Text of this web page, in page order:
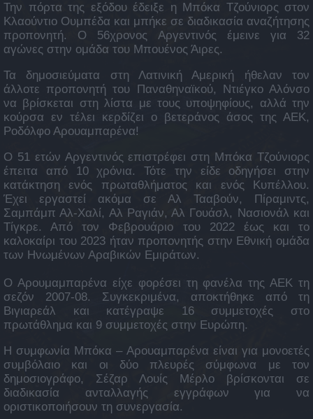
Την πόρτα της εξόδου έδειξε η Μπόκα Τζούνιορς στον
Κλαούντιο Ουμπέδα και μπήκε σε διαδικασία αναζήτησης
προπονητή. Ο 56χρονος Αργεντινός έμεινε για 32
αγώνες στην ομάδα του Μπουένος Άιρες.
Τα δημοσιεύματα στη Λατινική Αμερική ήθελαν τον
άλλοτε προπονητή του Παναθηναϊκού, Ντιέγκο Αλόνσο
να βρίσκεται στη λίστα με τους υποψηφίους, αλλά την
κούρσα εν τέλει κερδίζει ο βετεράνος άσος της ΑΕΚ,
Ροδόλφο Αρουαμπαρένα!
Ο 51 ετών Αργεντινός επιστρέφει στη Μπόκα Τζούνιορς
έπειτα από 10 χρόνια. Τότε την είδε οδηγήσει στην
κατάκτηση ενός πρωταθλήματος και ενός Κυπέλλου.
Έχει εργαστεί ακόμα σε Αλ Τααβούν, Πίραμιντς,
Σαμπάμπ Αλ-Χαλί, Αλ Ραγιάν, Αλ Γουάσλ, Νασιονάλ και
Τίγκρε. Από τον Φεβρουάριο του 2022 έως και το
καλοκαίρι του 2023 ήταν προπονητής στην Εθνική ομάδα
των Ηνωμένων Αραβικών Εμιράτων.
Ο Αρουμαμπαρένα είχε φορέσει τη φανέλα της ΑΕΚ τη
σεζόν 2007-08. Συγκεκριμένα, αποκτήθηκε από τη
Βιγιαρεάλ και κατέγραψε 16 συμμετοχές στο
πρωτάθλημα και 9 συμμετοχές στην Ευρώπη.
Η συμφωνία Μπόκα – Αρουαμπαρένα είναι για μονοετές
συμβόλαιο και οι δύο πλευρές σύμφωνα με τον
δημοσιογράφο, Σέζαρ Λουίς Μέρλο βρίσκονται σε
διαδικασία ανταλλαγής εγγράφων για να
οριστικοποιήσουν τη συνεργασία.